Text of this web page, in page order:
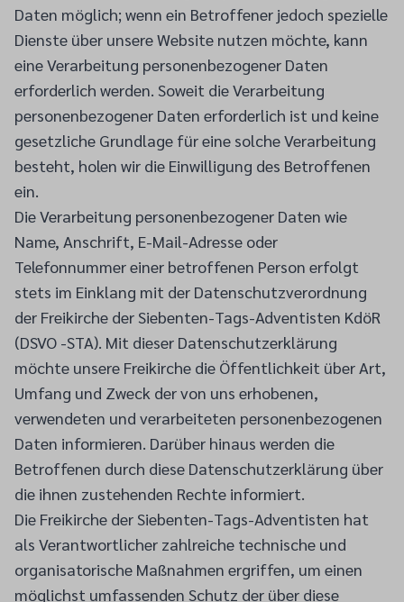
Daten möglich; wenn ein Betroffener jedoch spezielle
Dienste über unsere Website nutzen möchte, kann
eine Verarbeitung personenbezogener Daten
erforderlich werden. Soweit die Verarbeitung
personenbezogener Daten erforderlich ist und keine
gesetzliche Grundlage für eine solche Verarbeitung
besteht, holen wir die Einwilligung des Betroffenen
ein.
Die Verarbeitung personenbezogener Daten wie
Name, Anschrift, E-Mail-Adresse oder
Telefonnummer einer betroffenen Person erfolgt
stets im Einklang mit der Datenschutzverordnung
der Freikirche der Siebenten-Tags-Adventisten KdöR
(DSVO -STA). Mit dieser Datenschutzerklärung
möchte unsere Freikirche die Öffentlichkeit über Art,
Umfang und Zweck der von uns erhobenen,
verwendeten und verarbeiteten personenbezogenen
Daten informieren. Darüber hinaus werden die
Betroffenen durch diese Datenschutzerklärung über
die ihnen zustehenden Rechte informiert.
Die Freikirche der Siebenten-Tags-Adventisten hat
als Verantwortlicher zahlreiche technische und
organisatorische Maßnahmen ergriffen, um einen
möglichst umfassenden Schutz der über diese